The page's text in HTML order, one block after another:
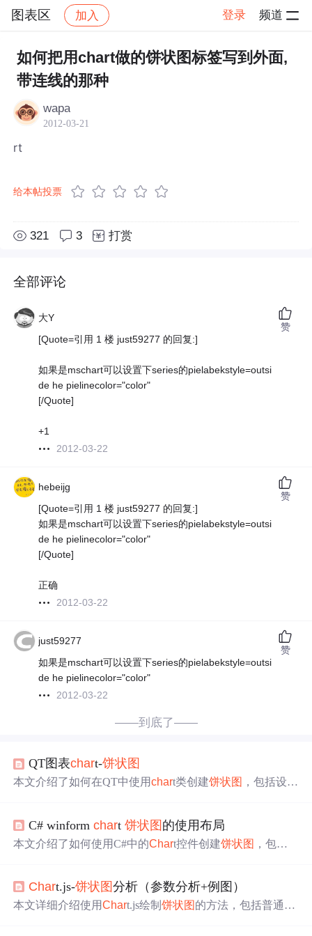
图表区 加入 登录 频道
社区 图表区 帖子详情
如何把用chart做的饼状图标签写到外面,
带连线的那种
wapa
2012-03-21
rt
给本帖投票
321 3 打赏
全部评论
大Y
[Quote=引用 1 楼 just59277 的回复:]
如果是mschart可以设置下series的pielabekstyle=outsi
de he pielinecolor="color"
[/Quote]
+1
2012-03-22
赞
hebeijg
[Quote=引用 1 楼 just59277 的回复:]
如果是mschart可以设置下series的pielabekstyle=outsi
de he pielinecolor="color"
[/Quote]
正确
2012-03-22
赞
just59277
如果是mschart可以设置下series的pielabekstyle=outsi
de he pielinecolor="color"
2012-03-22
赞
——到底了——
QT图表chart-饼状图
本文介绍了如何在QT中使用chart类创建饼状图 ，包括设置
示。同时，提供了详细的代码示例，帮助读者理解QT图表
的使用步骤。
C# winformchart饼状图 的使用布局
本文介绍了如何使用C#中的Chart控件创建饼状图 ，包括
Chart.js-饼状图分析（参数分析+例图）
本文详细介绍使用Chart.js绘制饼状图 的方法，包括普通 饼